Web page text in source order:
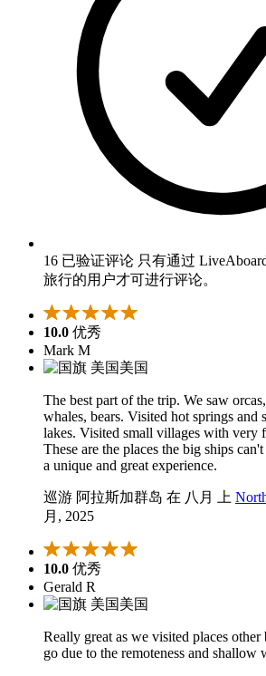
16 已验证评论 只有通过
旅行的用户才可进行评论。
10.0 优秀
Mark M
美国
The best part of the trip. We saw
whales, bears. Visited hot springs and
lakes. Visited small villages with very
These are the places the big ships
a unique and great experience.
巡游 阿拉斯加群岛 在 八月 上
月, 2025
10.0 优秀
Gerald R
美国
Really great as we visited places other
go due to the remoteness and shallow